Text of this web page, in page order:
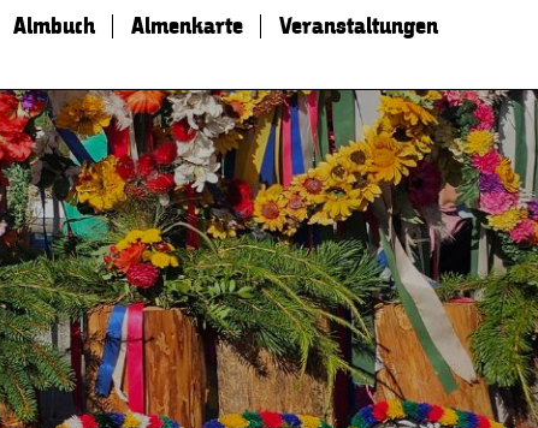
Almbuch Almenkarte Veranstaltungen